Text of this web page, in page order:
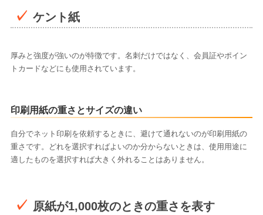
ケント紙
厚みと強度が強いのが特徴です。名刺だけではなく、会員証やポイン
トカードなどにも使用されています。
印刷用紙の重さとサイズの違い
自分でネット印刷を依頼するときに、避けて通れないのが印刷用紙の
重さです。どれを選択すればよいのか分からないときは、使用用途に
適したものを選択すれば大きく外れることはありません。
原紙が1,000枚のときの重さを表す